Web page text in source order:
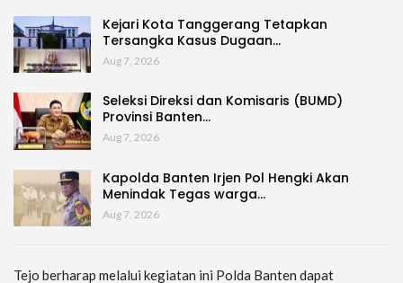
Kejari Kota Tanggerang Tetapkan
Tersangka Kasus Dugaan…
Aug 7, 2026
Seleksi Direksi dan Komisaris (BUMD)
Provinsi Banten…
Aug 7, 2026
Kapolda Banten Irjen Pol Hengki Akan
Menindak Tegas warga…
Aug 7, 2026
Tejo berharap melalui kegiatan ini Polda Banten dapat